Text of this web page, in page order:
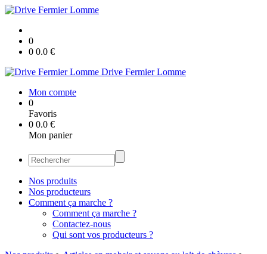
0
0 0.0 €
Drive Fermier Lomme
Mon compte
0
Favoris
0 0.0 €
Mon panier
Nos produits
Nos producteurs
Comment ça marche ?
Comment ça marche ?
Contactez-nous
Qui sont vos producteurs ?